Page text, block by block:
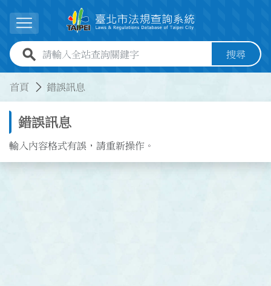
展開選單
全站查詢關鍵字欄位 搜尋
首頁 錯誤訊息
錯誤訊息
輸入內容格式有誤，請重新操作。